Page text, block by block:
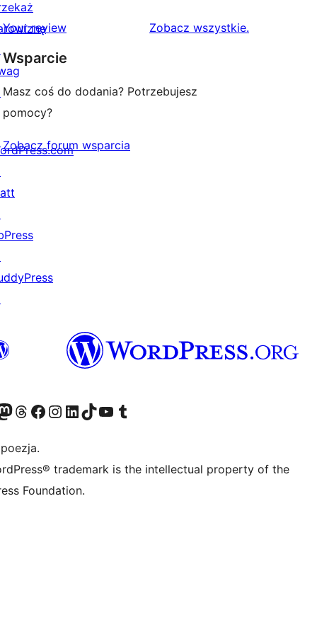
recenzji
1-
Your review Zobacz wszystkierecenzje
.
Wsparcie
Masz coś do dodania? Potrzebujesz
pomocy?
Zobacz forum wsparcia
Twitter)
konto Bluesky
nasze konto na Mastodoncie
Odwiedź naszego Threadsa
Odwiedź naszego Facebooka
Odwiedź nasze konto na Instagramie
Odwiedź nasze konto na LinkedIn
Odwiedź naszego TikToka
Odwiedź nasz kanał YouTube
Odwiedź naszego Tumblra
trademark is the intellectual property of the
Foundation.